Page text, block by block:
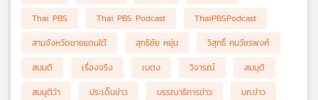
Thai PBS
Thai PBS Podcast
ThaiPBSPodcast
สามจังหวัดชายแดนใต้
สุทธิชัย หยุ่น
วิสุทธิ์ คมวัชรพงศ์
สมมติ
เรื่องจริง เบตง วิจารณ์
สมมุติ
สมมุติว่า
ประเด็นข่าว บรรณาธิการข่าว
บก.ข่าว